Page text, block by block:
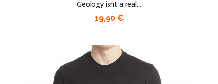
Geology isnt a real...
19,90 €